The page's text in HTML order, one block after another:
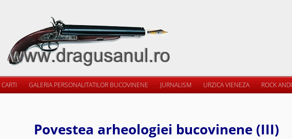
CARTI GALERIA PERSONALITATILOR BUCOVINENE JURNALISM URZICA VIENEZA ROCK ANDI
Povestea arheologiei bucovinene (III)